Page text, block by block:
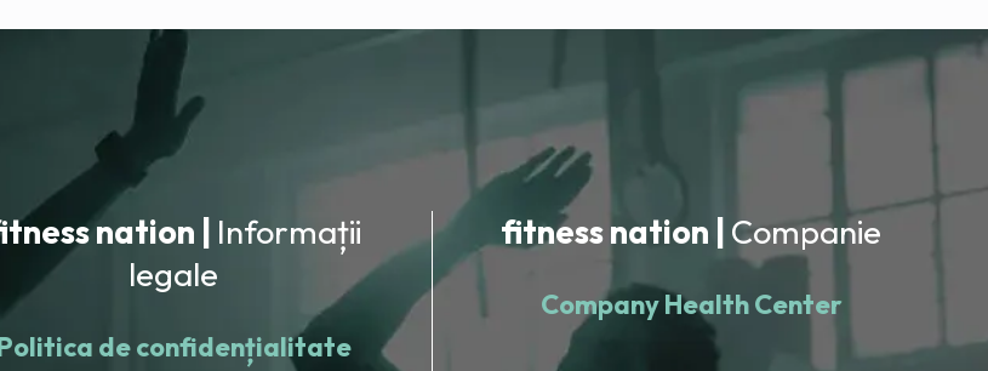
nation | Informații
legale
de confidențialitate
fitness nation | Companie
Company Health Center